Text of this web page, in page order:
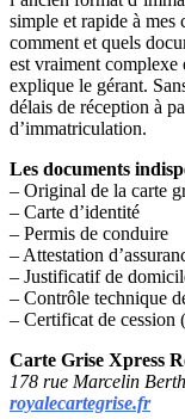
simple et rapide à
comment et quels
est vraiment complexe
explique le gérant.
délais de réception à
d’immatriculation.
Les documents
– Original de la carte
– Carte d’identité
– Permis de conduire
– Attestation
– Justificatif de
– Contrôle technique
– Certificat de cession
Carte Grise Xpress
178 rue Marcelin
royalecartegrise.fr